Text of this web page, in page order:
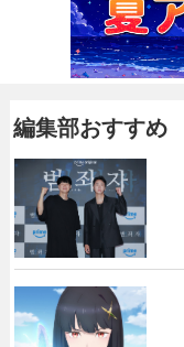
編集部おすすめ